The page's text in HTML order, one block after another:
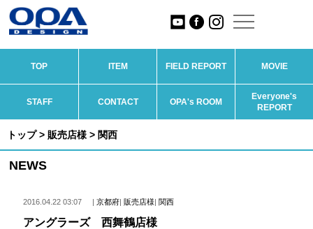
TOP ITEM FIELD REPORT MOVIE
STAFF CONTACT OPA's ROOM
Everyone's
REPORT
トップ> 販売店様 > 関西
NEWS
2016.04.22 03:07 |京都府|販売店様|関西
アングラーズ 西舞鶴店様